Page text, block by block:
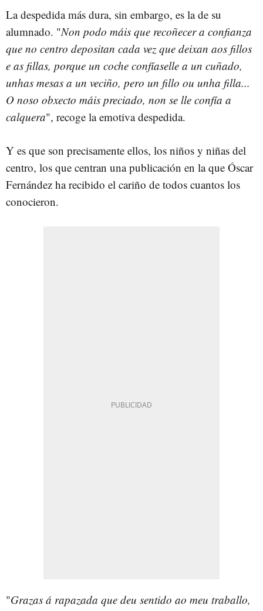
La despedida más dura, sin embargo, es la de su
alumnado. "Non podo máis que recoñecer a confianza
que no centro depositan cada vez que deixan aos fillos
e as fillas, porque un coche confíaselle a un cuñado,
unhas mesas a un veciño, pero un fillo ou unha filla...
O noso obxecto máis preciado, non se lle confía a
calquera", recoge la emotiva despedida.
Y es que son precisamente ellos, los niños y niñas del
centro, los que centran una publicación en la que Óscar
Fernández ha recibido el cariño de todos cuantos los
conocieron.
"Grazas á rapazada que deu sentido ao meu traballo,